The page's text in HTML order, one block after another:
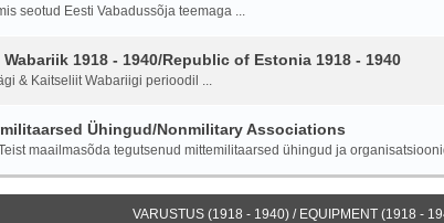
seotud Eesti Vabadussõja teemaga ...
Wabariik 1918 - 1940/Republic of Estonia 1918 - 1940
& Kaitseliit Wabariigi perioodil ...
Ühingud/Nonmilitary Associations
maailmasõda tegutsenud mittemilitaarsed ühingud ja
VARUSTUS (1918 - 1940) / EQUIPMENT (1918 -